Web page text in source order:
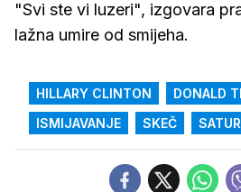
"Svi ste vi luzeri", izgovara
lažna umire od smijeha.
HILLARY CLINTON
DONALD
ISMIJAVANJE
SKEČ